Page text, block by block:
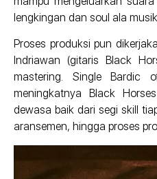
lengkingan dan soul ala
Proses produksi pun
Indriawan (gitaris Black
mastering. Single Bardic
meningkatnya Black
dewasa baik dari segi skill
aransemen, hingga proses